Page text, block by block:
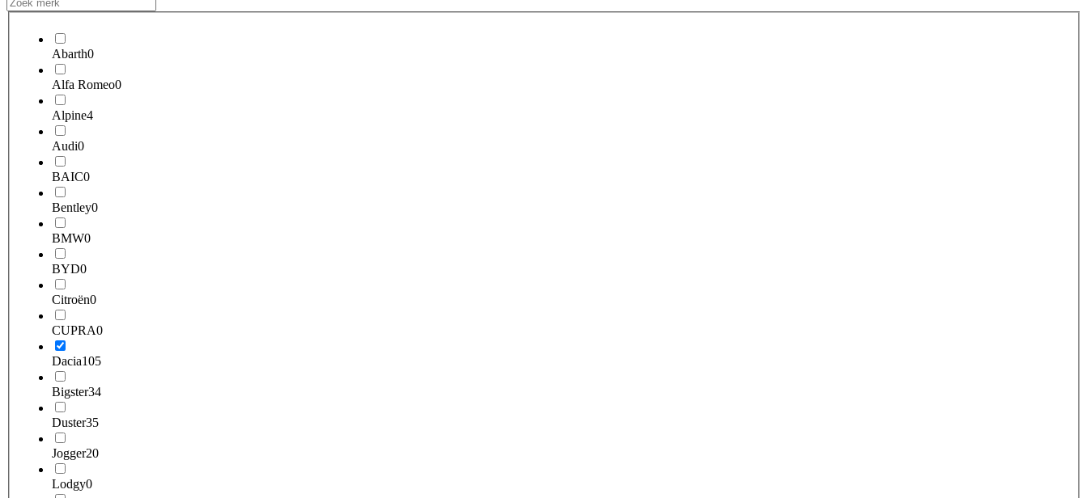
Abarth0
Alfa Romeo0
Alpine4
Audi0
BAIC0
Bentley0
BMW0
BYD0
Citroën0
CUPRA0
Dacia105
Bigster34
Duster35
Jogger20
Lodgy0